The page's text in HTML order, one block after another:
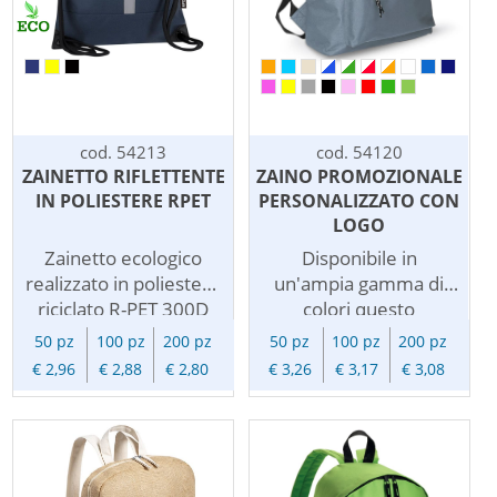
zainetto pubblicitario
personalizzato oltre ad
essere un gradito
un'ottimo articolo per
veicolare in grande
stile il vostro logo.
pubblicitario
personalizzato oltre ad
essere un gradito
omaggio per i vostri
un'ottimo veicolo per
la diffusione del vostro
brand.
cod. 54213
ZAINETTO RIFLETTENTE
IN POLIESTERE RPET
Zainetto ecologico
realizzato in poliestere
riciclato R-PET 300D
con design moderno,
dotato di fascia
riflettente verticale,
nera, chiusura a
coulisse con cordini
neri, angoli rinforzati
50 pz 100 pz
200 pz
€ 2,96
€ 2,88 € 2,80
cod. 54120
ZAINO PROMOZIONALE
PERSONALIZZATO CON
LOGO
Disponibile in
un'ampia gamma di
colori questo
economico zainetto
promozionale dal
design casual e'
poliestere 600D. I
laccetti tirazip
agevolano l'apertura
50 pz 100 pz
200 pz
€ 3,26
€ 3,17 € 3,08